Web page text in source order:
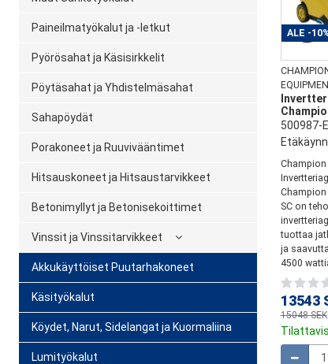
Paineilmatyökalut ja -letkut
Pyörösahat ja Käsisirkkelit
Pöytäsahat ja Yhdistelmäsahat
Sahapöydät
Porakoneet ja Ruuvivääntimet
Hitsauskoneet ja Hitsaustarvikkeet
Betonimyllyt ja Betonisekoittimet
Vinssit ja Vinssitarvikkeet
Akkukäyttöiset Puutarhakoneet
Käsityökalut
Köydet, Narut, Sidelangat ja Kuormaliina
Lumityökalut
ALE -
500987-
Champion
Champion
SC on
tuottaa
ja
4500
13543
15048 SEK
Määrä